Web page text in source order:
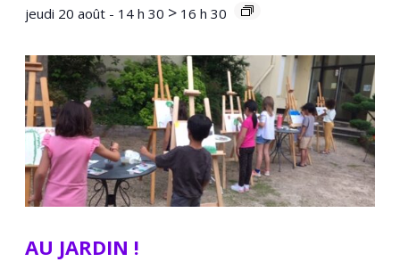
jeudi 20 août - 14 h 30 > 16 h 30
AU JARDIN !